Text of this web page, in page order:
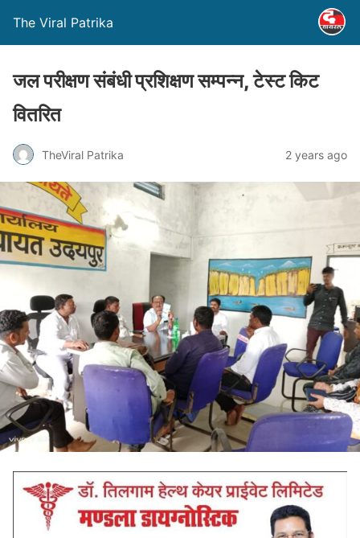
The Viral Patrika
जल परीक्षण संबंधी प्रशिक्षण सम्पन्न, टेस्ट किट
वितरित
TheViral Patrika 2 years ago